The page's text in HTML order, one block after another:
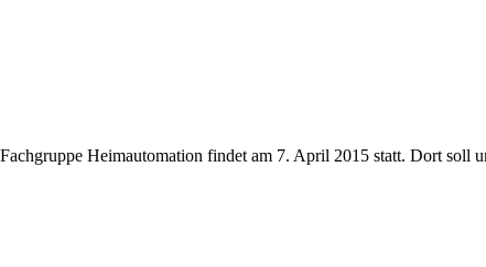
Heimautomation findet am 7. April 2015 statt. Dort soll